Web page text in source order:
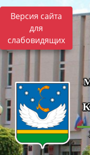
Версия сайта
для
слабовидящих